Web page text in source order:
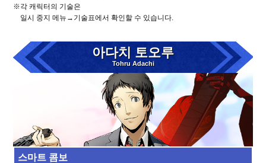
※각 캐릭터의 기술은
일시 중지 메뉴→기술표에서 확인할 수 있습니다.
아다치 토오루
Tohru Adachi
스마트 콤보